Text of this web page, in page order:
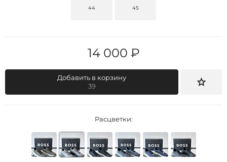
44 45
14 000 ₽
Добавить в корзину
39
Расцветки: